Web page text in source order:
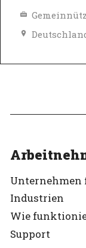
Verifiziert
Unternehmen
Industrien
Wie
Support